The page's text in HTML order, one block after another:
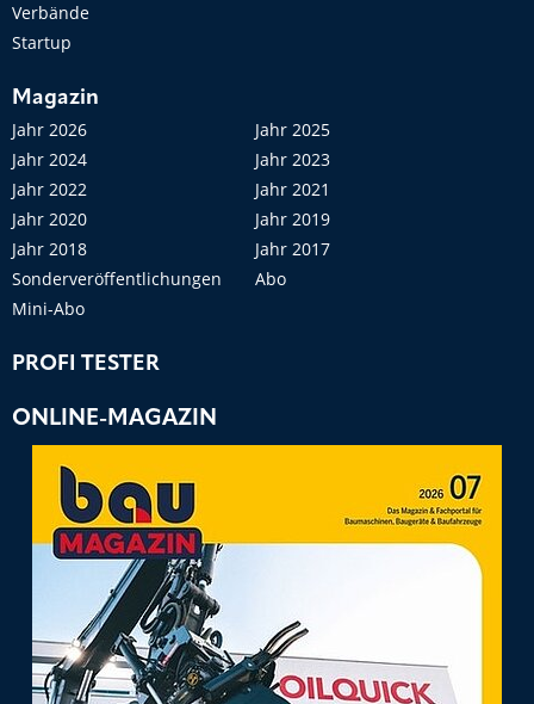
Verbände
Startup
Magazin
Jahr 2026
Jahr 2025
Jahr 2024
Jahr 2023
Jahr 2022
Jahr 2021
Jahr 2020
Jahr 2019
Jahr 2018
Jahr 2017
Sonderveröffentlichungen
Abo
Mini-Abo
PROFI TESTER
ONLINE-MAGAZIN